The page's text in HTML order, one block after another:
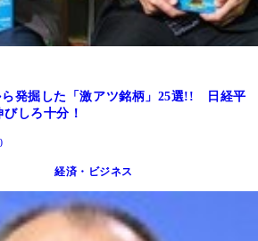
ら発掘した「激アツ銘柄」25選!! 日経平
しろ十分！
経済・ビジネス